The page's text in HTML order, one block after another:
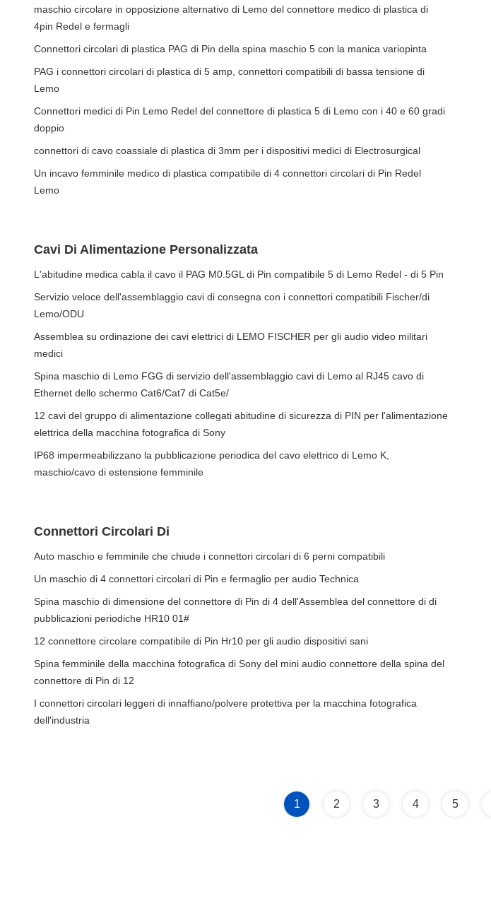
maschio circolare in opposizione alternativo di Lemo del connettore medico di plastica di
4pin Redel e fermagli
Connettori circolari di plastica PAG di Pin della spina maschio 5 con la manica variopinta
PAG i connettori circolari di plastica di 5 amp, connettori compatibili di bassa tensione di
Lemo
Connettori medici di Pin Lemo Redel del connettore di plastica 5 di Lemo con i 40 e 60 gradi
doppio
connettori di cavo coassiale di plastica di 3mm per i dispositivi medici di Electrosurgical
Un incavo femminile medico di plastica compatibile di 4 connettori circolari di Pin Redel
Lemo
Cavi Di Alimentazione Personalizzata
L'abitudine medica cabla il cavo il PAG M0.5GL di Pin compatibile 5 di Lemo Redel - di 5 Pin
Servizio veloce dell'assemblaggio cavi di consegna con i connettori compatibili Fischer/di
Lemo/ODU
Assemblea su ordinazione dei cavi elettrici di LEMO FISCHER per gli audio video militari
medici
Spina maschio di Lemo FGG di servizio dell'assemblaggio cavi di Lemo al RJ45 cavo di
Ethernet dello schermo Cat6/Cat7 di Cat5e/
12 cavi del gruppo di alimentazione collegati abitudine di sicurezza di PIN per l'alimentazione
elettrica della macchina fotografica di Sony
IP68 impermeabilizzano la pubblicazione periodica del cavo elettrico di Lemo K,
maschio/cavo di estensione femminile
Connettori Circolari Di
Auto maschio e femminile che chiude i connettori circolari di 6 perni compatibili
Un maschio di 4 connettori circolari di Pin e fermaglio per audio Technica
Spina maschio di dimensione del connettore di Pin di 4 dell'Assemblea del connettore di di
pubblicazioni periodiche HR10 01#
12 connettore circolare compatibile di Pin Hr10 per gli audio dispositivi sani
Spina femminile della macchina fotografica di Sony del mini audio connettore della spina del
connettore di Pin di 12
I connettori circolari leggeri di innaffiano/polvere protettiva per la macchina fotografica
dell'industria
1 2 3 4 5